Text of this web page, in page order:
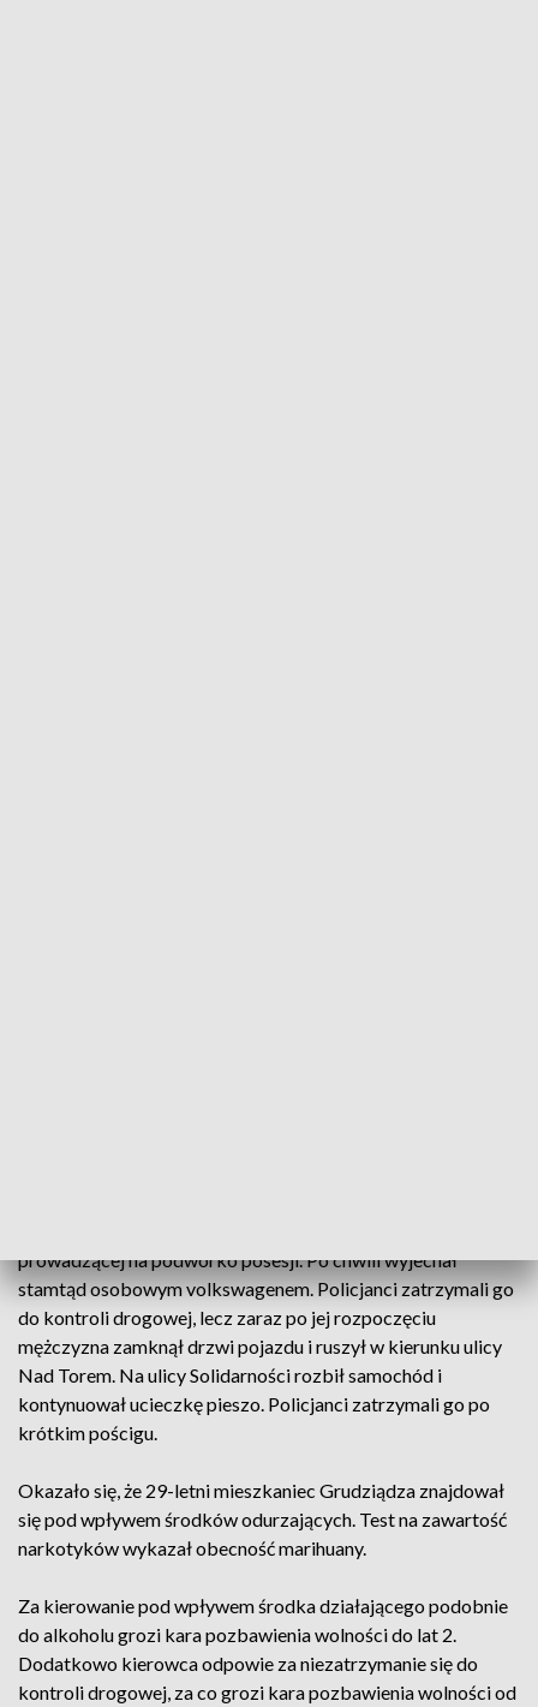
prowadzącej na podwórko posesji. Po chwili wyjechał
stamtąd osobowym volkswagenem. Policjanci zatrzymali go
do kontroli drogowej, lecz zaraz po jej rozpoczęciu
mężczyzna zamknął drzwi pojazdu i ruszył w kierunku ulicy
Nad Torem. Na ulicy Solidarności rozbił samochód i
kontynuował ucieczkę pieszo. Policjanci zatrzymali go po
krótkim pościgu.
Okazało się, że 29-letni mieszkaniec Grudziądza znajdował
się pod wpływem środków odurzających. Test na zawartość
narkotyków wykazał obecność marihuany.
Za kierowanie pod wpływem środka działającego podobnie
do alkoholu grozi kara pozbawienia wolności do lat 2.
Dodatkowo kierowca odpowie za niezatrzymanie się do
kontroli drogowej, za co grozi kara pozbawienia wolności od